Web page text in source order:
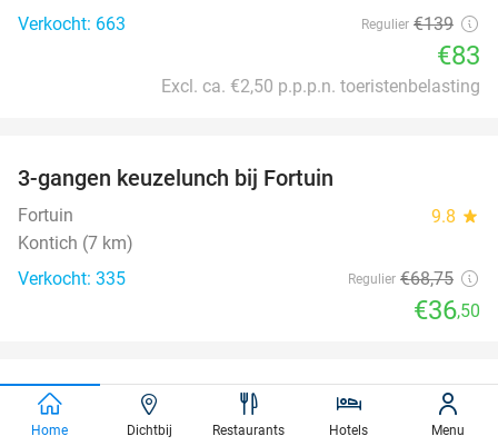
Verkocht: 663
Regulier €139
€83
Excl. ca. €2,50 p.p.p.n. toeristenbelasting
3-gangen keuzelunch bij Fortuin
Fortuin 9.8 star
Kontich (7 km)
Verkocht: 335
Regulier €68,75
€36,50
40%
Entree trampolinepark en inflatablepark (110
min) + anti-slipsokken
Home Dichtbij Restaurants Hotels Menu